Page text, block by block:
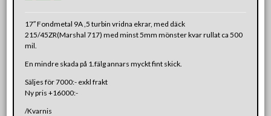
17″ Fondmetal 9A ,5 turbin vridna ekrar, med däck
215/45ZR(Marshal 717) med minst 5mm mönster kvar rullat ca 500
mil.
En mindre skada på 1.fälg annars myckt fint skick.
Säljes för 7000:- exkl frakt
Ny pris +16000:-
/Kvarnis